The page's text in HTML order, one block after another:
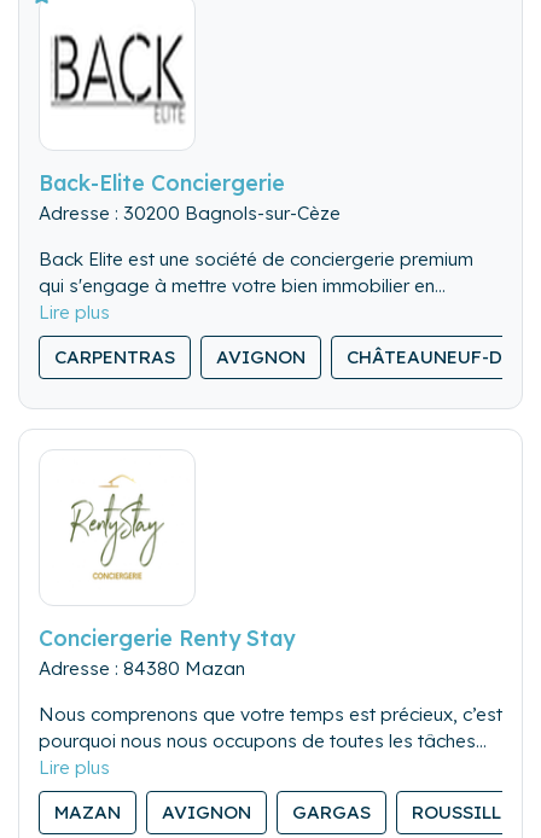
Back-Elite Conciergerie
Adresse : 30200 Bagnols-sur-Cèze
Back Elite est une société de conciergerie premium
qui s'engage à mettre votre bien immobilier en
location dans les meilleures conditions.
Nous disposons d'une équipe de techniciens de
surfaces et d'artisans dédiés à prendre soins de
votre patrimoine ainsi que de fidélisé votre clientèle
CARPENTRAS AVIGNON CHÂTEAUNEUF-DU-
Conciergerie Renty Stay
Adresse : 84380 Mazan
Nous comprenons que votre temps est précieux, c’est
pourquoi nous nous occupons de toutes les tâches
liées à la gestion de votre bien immobilier.
De la publication de votre annonce à la coordination
des nettoyages, en passant par la communication
MAZAN AVIGNON GARGAS ROUSSILLON